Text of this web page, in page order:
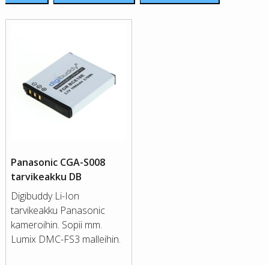
Panasonic CGA-S008
tarvikeakku DB
Digibuddy Li-Ion
tarvikeakku Panasonic
kameroihin. Sopii mm.
Lumix DMC-FS3 malleihin.